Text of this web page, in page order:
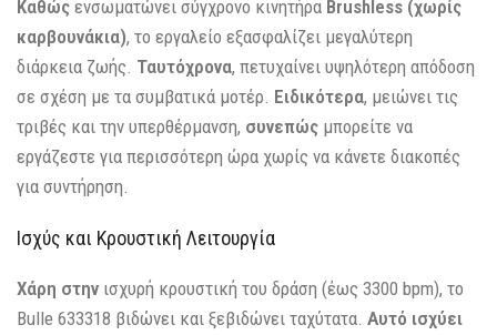
Καθώς ενσωματώνει σύγχρονο κινητήρα Brushless (χωρίς
καρβουνάκια), το εργαλείο εξασφαλίζει μεγαλύτερη
διάρκεια ζωής. Ταυτόχρονα, πετυχαίνει υψηλότερη απόδοση
σε σχέση με τα συμβατικά μοτέρ. Ειδικότερα, μειώνει τις
τριβές και την υπερθέρμανση, συνεπώς μπορείτε να
εργάζεστε για περισσότερη ώρα χωρίς να κάνετε διακοπές
για συντήρηση.
Ισχύς και Κρουστική Λειτουργία
Χάρη στην ισχυρή κρουστική του δράση (έως 3300 bpm), το
Bulle 633318 βιδώνει και ξεβιδώνει ταχύτατα. Αυτό ισχύει